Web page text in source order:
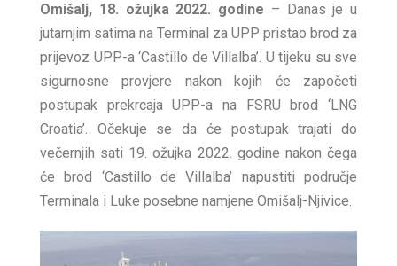
Omišalj, 18. ožujka 2022. godine – Danas je u
jutarnjim satima na Terminal za UPP pristao brod za
prijevoz UPP-a ‘Castillo de Villalba’. U tijeku su sve
sigurnosne provjere nakon kojih će započeti
postupak prekrcaja UPP-a na FSRU brod ‘LNG
Croatia’. Očekuje se da će postupak trajati do
večernjih sati 19. ožujka 2022. godine nakon čega
će brod ‘Castillo de Villalba’ napustiti područje
Terminala i Luke posebne namjene Omišalj-Njivice.